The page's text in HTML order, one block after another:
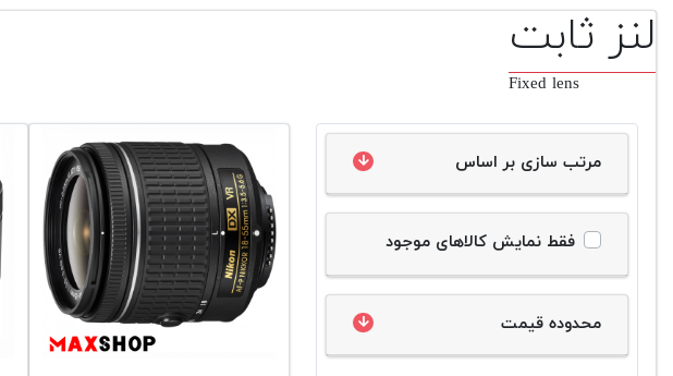
لنز ثابت
Fixed lens
مرتب سازی بر اساس
فقط نمایش کالاهای موجود
محدوده قیمت